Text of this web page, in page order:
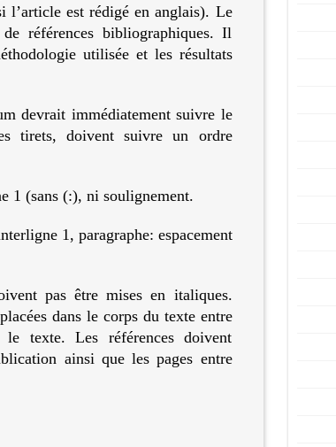
l’article est rédigé en anglais). Le
références bibliographiques. Il
utilisée et les résultats
devrait immédiatement suivre le
tirets, doivent suivre un ordre
1 (sans (:), ni soulignement.
1, paragraphe: espacement
pas être mises en italiques.
dans le corps du texte entre
texte. Les références doivent
ainsi que les pages entre